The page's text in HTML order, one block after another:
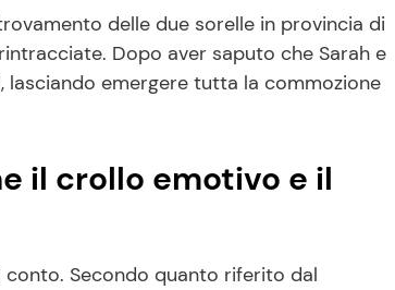
delle due sorelle in provincia di
Dopo aver saputo che Sarah e
lasciando emergere tutta la commozione
il crollo emotivo e il
conto. Secondo quanto riferito dal